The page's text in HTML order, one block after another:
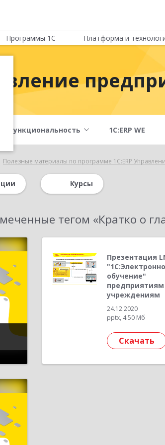
Программы 1С Платформа и
Функциональность 1С:ERP WE
Полезные материалы по программе 1С:ERP
Курсы
тегом «Кратко о
Презентация
обучение"
учреждениям
24.12.2020
pptx, 4.50 Мб
Скачать